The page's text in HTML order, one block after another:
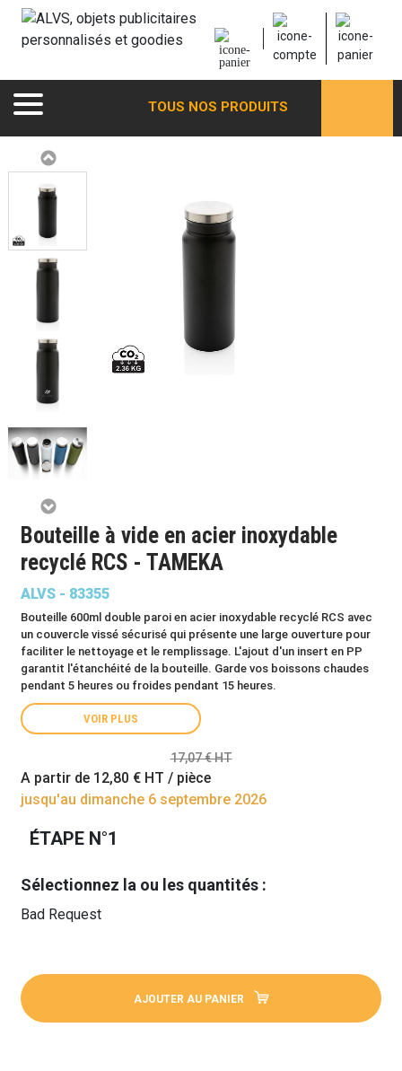
TOUS NOS PRODUITS
Bouteille à vide en acier inoxydable
recyclé RCS - TAMEKA
ALVS - 83355
Bouteille 600ml double paroi en acier inoxydable recyclé RCS avec
un couvercle vissé sécurisé qui présente une large ouverture pour
faciliter le nettoyage et le remplissage. L'ajout d'un insert en PP
garantit l'étanchéité de la bouteille. Garde vos boissons chaudes
pendant 5 heures ou froides pendant 15 heures.
VOIR PLUS
17,07 € HT
A partir de 12,80 € HT / pièce
jusqu'au dimanche 6 septembre 2026
ÉTAPE N°1
Sélectionnez la ou les quantités :
Bad Request
AJOUTER AU PANIER